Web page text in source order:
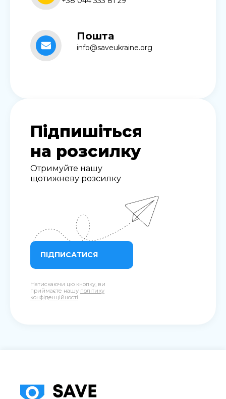
Пошта
info@saveukraine.org
Підпишіться
на розсилку
Отримуйте нашу
щотижневу розсилку
ПІДПИСАТИСЯ
Натискаючи цю кнопку, ви
приймаєте нашу політику
конфіденційності